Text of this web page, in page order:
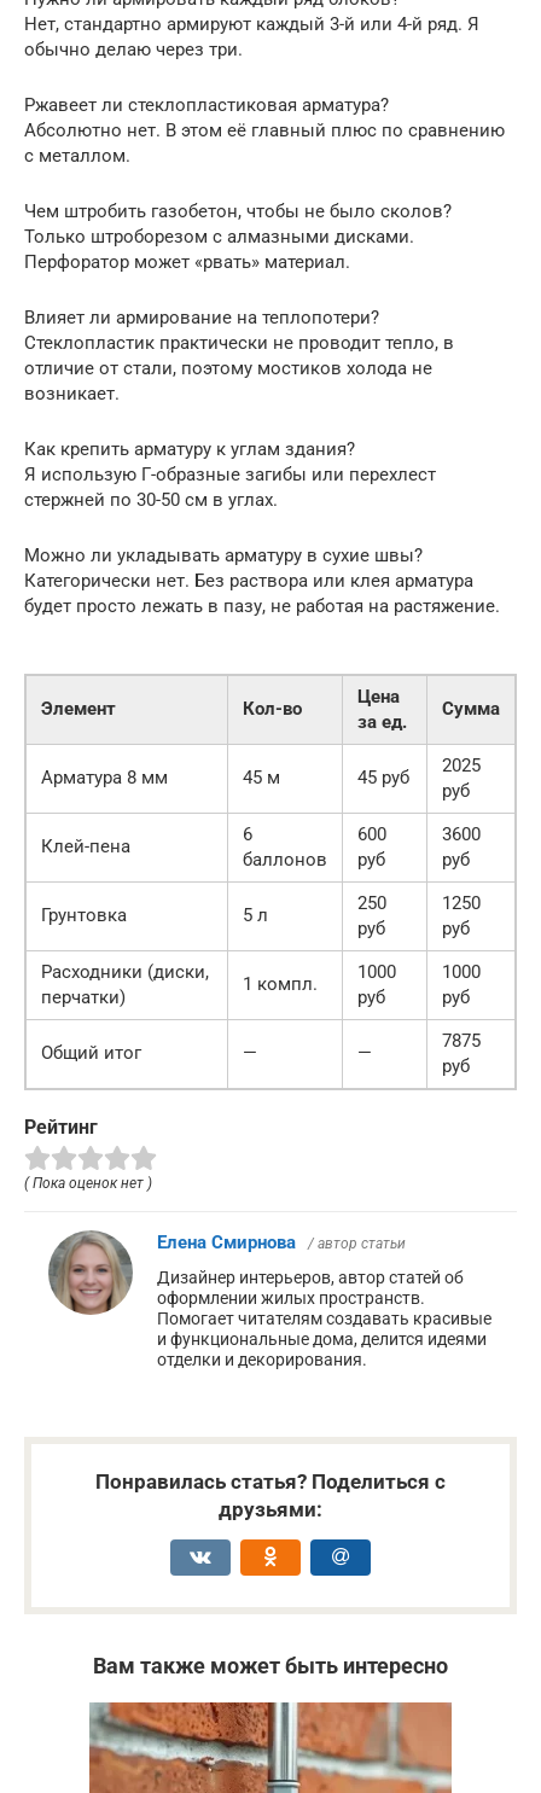
Нет, стандартно армируют каждый 3-й или 4-й ряд. Я
обычно делаю через три.
Ржавеет ли стеклопластиковая арматура?
Абсолютно нет. В этом её главный плюс по сравнению
с металлом.
Чем штробить газобетон, чтобы не было сколов?
Только штроборезом с алмазными дисками.
Перфоратор может «рвать» материал.
Влияет ли армирование на теплопотери?
Стеклопластик практически не проводит тепло, в
отличие от стали, поэтому мостиков холода не
возникает.
Как крепить арматуру к углам здания?
Я использую Г-образные загибы или перехлест
стержней по 30-50 см в углах.
Можно ли укладывать арматуру в сухие швы?
Категорически нет. Без раствора или клея арматура
будет просто лежать в пазу, не работая на растяжение.
Элемент Кол-во
Цена
за ед.
Сумма
Арматура 8 мм 45 м 45 руб
2025
руб
Клей-пена
6
баллонов
600
руб
3600
руб
Грунтовка 5 л
250
руб
1250
руб
Расходники (диски,
перчатки)
1 компл.
1000
руб
1000
руб
Общий итог — —
7875
руб
Рейтинг
( Пока оценок нет )
Елена Смирнова / автор статьи
Дизайнер интерьеров, автор статей об
оформлении жилых пространств.
Помогает читателям создавать красивые
и функциональные дома, делится идеями
отделки и декорирования.
Понравилась статья? Поделиться с
друзьями:
Вам также может быть интересно